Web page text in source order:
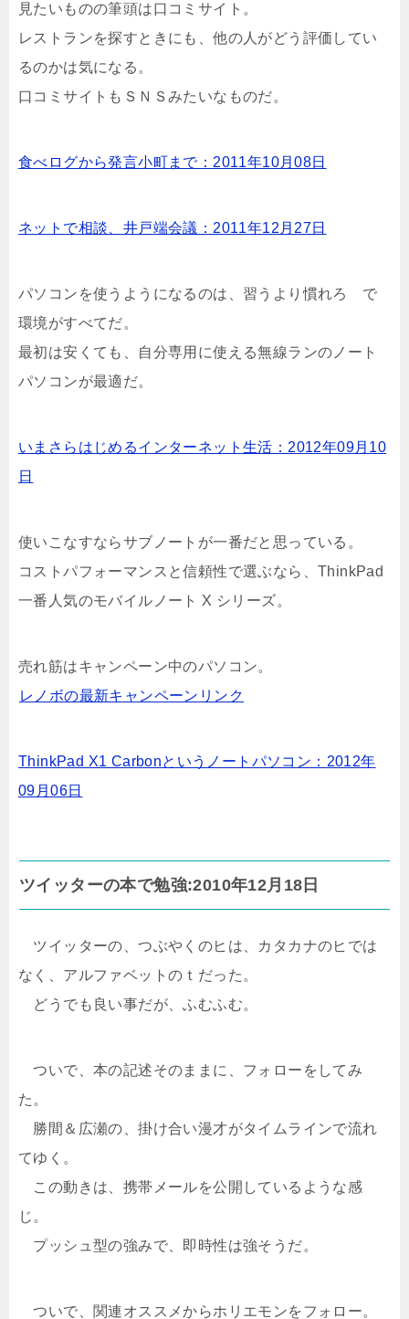
見たいものの筆頭は口コミサイト。
レストランを探すときにも、他の人がどう評価してい
るのかは気になる。
口コミサイトもＳＮＳみたいなものだ。
食べログから発言小町まで：2011年10月08日
ネットで相談、井戸端会議：2011年12月27日
パソコンを使うようになるのは、習うより慣れろ で
環境がすべてだ。
最初は安くても、自分専用に使える無線ランのノート
パソコンが最適だ。
いまさらはじめるインターネット生活：2012年09月10
日
使いこなすならサブノートが一番だと思っている。
コストパフォーマンスと信頼性で選ぶなら、ThinkPad
一番人気のモバイルノート X シリーズ。
売れ筋はキャンペーン中のパソコン。
レノボの最新キャンペーンリンク
ThinkPad X1 Carbonというノートパソコン：2012年
09月06日
ツイッターの本で勉強:2010年12月18日
ツイッターの、つぶやくのヒは、カタカナのヒでは
なく、アルファベットのｔだった。
どうでも良い事だが、ふむふむ。
ついで、本の記述そのままに、フォローをしてみ
た。
勝間＆広瀬の、掛け合い漫才がタイムラインで流れ
てゆく。
この動きは、携帯メールを公開しているような感
じ。
プッシュ型の強みで、即時性は強そうだ。
ついで、関連オススメからホリエモンをフォロー。